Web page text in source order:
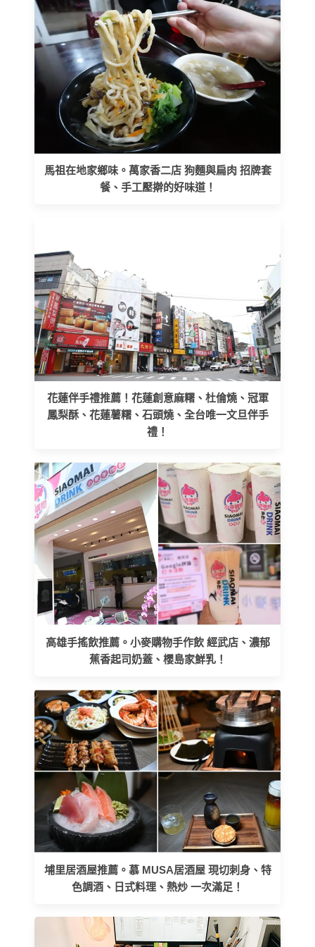
馬祖在地家鄉味。萬家香二店 狗麵與扁肉 招牌套
餐、手工壓擀的好味道！
花蓮伴手禮推薦！花蓮創意麻糬、杜倫燒、冠軍
鳳梨酥、花蓮薯糬、石頭燒、全台唯一文旦伴手
禮！
高雄手搖飲推薦。小麥購物手作飲 經武店、濃郁
蕉香起司奶蓋、櫻島家鮮乳！
埔里居酒屋推薦。慕 MUSA居酒屋 現切刺身、特
色調酒、日式料理、熱炒 一次滿足！